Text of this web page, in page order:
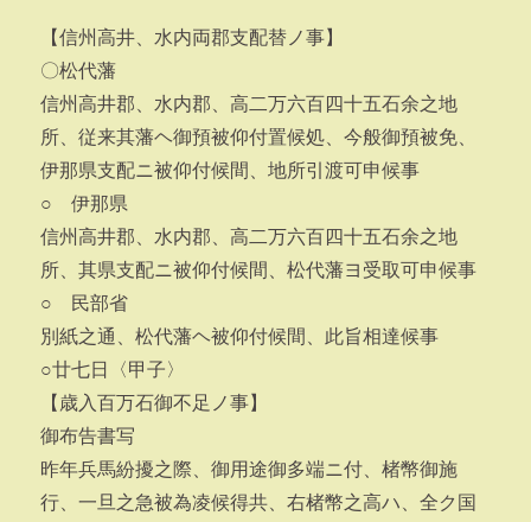
【信州高井、水内両郡支配替ノ事】
〇松代藩
信州高井郡、水内郡、高二万六百四十五石余之地
所、従来其藩ヘ御預被仰付置候処、今般御預被免、
伊那県支配ニ被仰付候間、地所引渡可申候事
○ 伊那県
信州高井郡、水内郡、高二万六百四十五石余之地
所、其県支配ニ被仰付候間、松代藩ヨ受取可申候事
○ 民部省
別紙之通、松代藩ヘ被仰付候間、此旨相達候事
○廿七日〈甲子〉
【歳入百万石御不足ノ事】
御布告書写
昨年兵馬紛擾之際、御用途御多端ニ付、楮幣御施
行、一旦之急被為凌候得共、右楮幣之高ハ、全ク国